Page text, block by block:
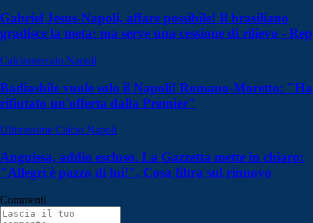
Gabriel Jesus-Napoli, affare possibile! Il brasiliano
gradisce la meta: ma serve una cessione di rilievo - Rep
Calciomercato Napoli
Badiashile vuole solo il Napoli! Romano-Moretto: "Ha
rifiutato un'offerta dalla Premier"
Ultimissime Calcio Napoli
Anguissa, addio escluso. La Gazzetta mette in chiaro:
"Allegri è pazzo di lui!". Cosa filtra sul rinnovo
Commenti